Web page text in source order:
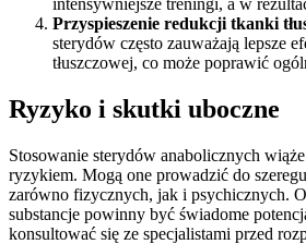
Przyspieszenie redukcji tkanki
sterydów często zauważają lepsze
tłuszczowej, co może poprawić
Ryzyko i skutki uboczne
Stosowanie sterydów anabolicznych
ryzykiem. Mogą one prowadzić do
zarówno fizycznych, jak i psychicznych.
substancje powinny być świadome
konsultować się ze specjalistami przed